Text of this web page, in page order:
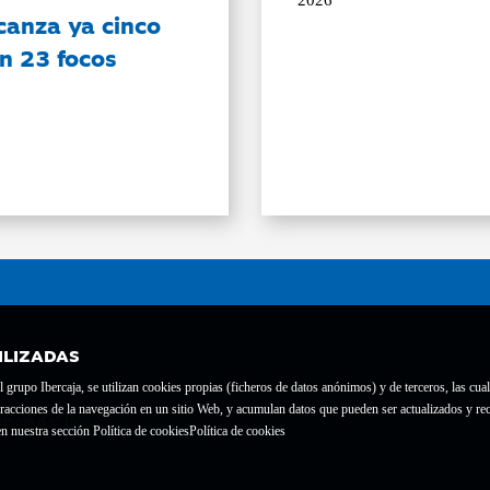
Ibercaja, se utilizan cookies propias (ficheros de datos anónimos) y de terceros, las
de la navegación en un sitio Web, y acumulan datos que pueden ser actualizados y
nuestra sección Política de cookiesPolítica de cookies
ya cinco
23 focos